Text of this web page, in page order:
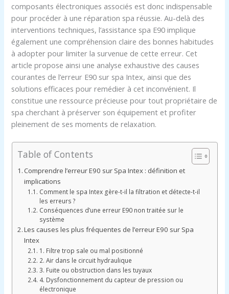
composants électroniques associés est donc indispensable
pour procéder à une réparation spa réussie. Au-delà des
interventions techniques, l’assistance spa E90 implique
également une compréhension claire des bonnes habitudes
à adopter pour limiter la survenue de cette erreur. Cet
article propose ainsi une analyse exhaustive des causes
courantes de l’erreur E90 sur spa Intex, ainsi que des
solutions efficaces pour remédier à cet inconvénient. Il
constitue une ressource précieuse pour tout propriétaire de
spa cherchant à préserver son équipement et profiter
pleinement de ses moments de relaxation.
Table of Contents
Comprendre l’erreur E90 sur Spa Intex : définition et
implications
Comment le spa Intex gère-t-il la filtration et détecte-t-il
les erreurs ?
Conséquences d’une erreur E90 non traitée sur le
système
Les causes les plus fréquentes de l’erreur E90 sur Spa
Intex
1. Filtre trop sale ou mal positionné
2. Air dans le circuit hydraulique
3. Fuite ou obstruction dans les tuyaux
4. Dysfonctionnement du capteur de pression ou
électronique